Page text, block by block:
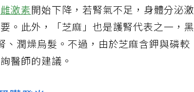
雌激素開始下降，若腎氣不足，身體分泌激
。此外，「芝麻」也是護腎代表之一，黑
潤燥烏髮。不過，由於芝麻含鉀與磷較
醫師的建議。